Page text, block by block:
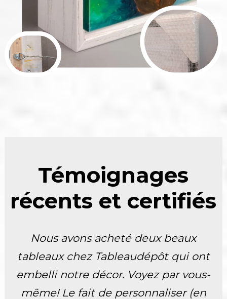
Témoignages
récents et certifiés
Nous avons acheté deux beaux
tableaux chez Tableaudépôt qui ont
embelli notre décor. Voyez par vous-
même! Le fait de personnaliser (en